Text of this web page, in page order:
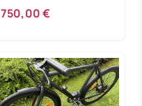
750,00 €